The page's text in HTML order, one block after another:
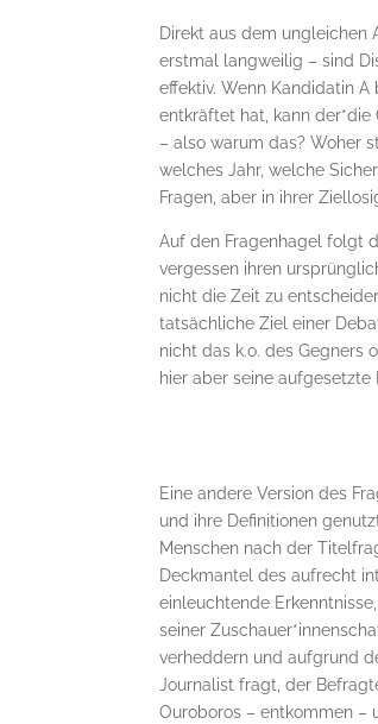
Direkt aus dem ungleichen
erstmal langweilig – sind
effektiv. Wenn Kandidatin
entkräftet hat, kann der*die
– also warum das? Woher
welches Jahr, welche
Fragen, aber in ihrer
Auf den Fragenhagel folgt
vergessen ihren
nicht die Zeit zu
tatsächliche Ziel einer
nicht das k.o. des Gegners
hier aber seine
Eine andere Version des
und ihre Definitionen
Menschen nach der
Deckmantel des aufrecht
einleuchtende
seiner
verheddern und aufgrund
Journalist fragt, der
Ouroboros – entkommen –